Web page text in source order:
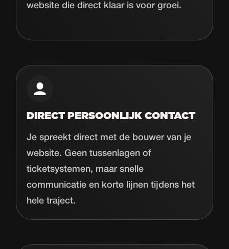
website die direct klaar is voor groei.
DIRECT PERSOONLIJK CONTACT
Je spreekt direct met de bouwer van je
website. Geen tussenlagen of
ticketsystemen, maar snelle
communicatie en korte lijnen tijdens het
hele traject.